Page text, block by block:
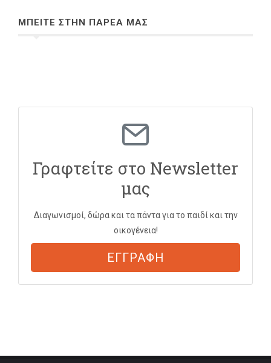
ΜΠΕΙΤΕ ΣΤΗΝ ΠΑΡΕΑ ΜΑΣ
Γραφτείτε στο Newsletter
μας
Διαγωνισμοί, δώρα και τα πάντα για το παιδί και την
οικογένεια!
ΕΓΓΡΑΦΗ